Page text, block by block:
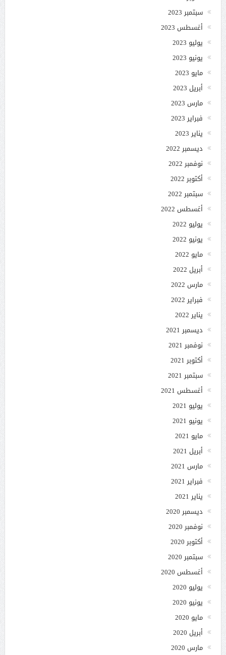
سبتمبر 2023
أغسطس 2023
يوليو 2023
يونيو 2023
مايو 2023
أبريل 2023
مارس 2023
فبراير 2023
يناير 2023
ديسمبر 2022
نوفمبر 2022
أكتوبر 2022
سبتمبر 2022
أغسطس 2022
يوليو 2022
يونيو 2022
مايو 2022
أبريل 2022
مارس 2022
فبراير 2022
يناير 2022
ديسمبر 2021
نوفمبر 2021
أكتوبر 2021
سبتمبر 2021
أغسطس 2021
يوليو 2021
يونيو 2021
مايو 2021
أبريل 2021
مارس 2021
فبراير 2021
يناير 2021
ديسمبر 2020
نوفمبر 2020
أكتوبر 2020
سبتمبر 2020
أغسطس 2020
يوليو 2020
يونيو 2020
مايو 2020
أبريل 2020
مارس 2020